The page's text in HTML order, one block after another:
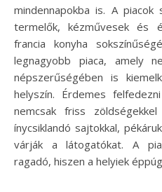
mindennapokba is. A
termelők, kézművesek és
francia konyha
legnagyobb piaca, amely
népszerűségében is
helyszín. Érdemes
nemcsak friss
ínycsiklandó sajtokkal,
várják a látogatókat. A
ragadó, hiszen a helyiek